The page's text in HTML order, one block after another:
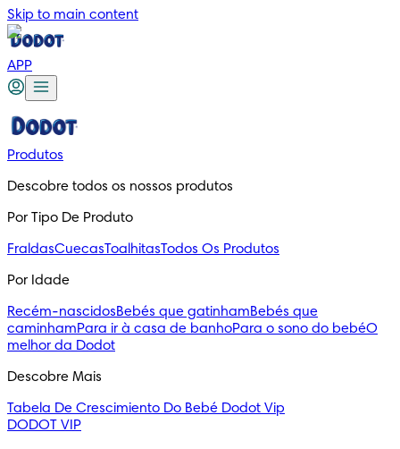
Skip to main content
APP
Produtos
Descobre todos os nossos produtos
Por Tipo De Produto
FraldasCuecasToalhitasTodos Os Produtos
Por Idade
Recém-nascidosBebés que gatinhamBebés que
caminhamPara ir à casa de banhoPara o sono do bebéO
melhor da Dodot
Descobre Mais
Tabela De Crescimiento Do Bebé Dodot Vip
DODOT VIP